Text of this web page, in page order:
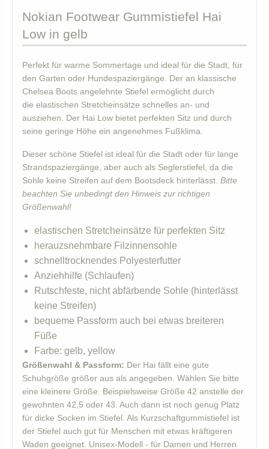
Nokian Footwear Gummistiefel Hai
Low in gelb
Perfekt für warme Sommertage und ideal für die Stadt, für
den Garten oder Hundespaziergänge. Der an klassische
Chelsea Boots angelehnte Stiefel ermöglicht durch
die elastischen Stretcheinsätze schnelles an- und
ausziehen. Der Hai Low bietet perfekten Sitz und durch
seine geringe Höhe ein angenehmes Fußklima.
Dieser schöne Stiefel ist ideal für die Stadt oder für lange
Strandspaziergänge, aber auch als Seglerstiefel, da die
Sohle keine Streifen auf dem Bootsdeck hinterlässt. Bitte
beachten Sie unbedingt den Hinweis zur richtigen
Größenwahl!
elastischen Stretcheinsätze für perfekten Sitz
herauzsnehmbare Filzinnensohle
schnelltrocknendes Polyesterfutter
Anziehhilfe (Schlaufen)
Rutschfeste, nicht abfärbende Sohle (hinterlässt
keine Streifen)
bequeme Passform auch bei etwas breiteren
Füße
Farbe: gelb, yellow
Größenwahl & Passform: Der Hai fällt eine gute
Schuhgröße größer aus als angegeben. Wählen Sie bitte
eine kleinere Größe. Beispielsweise Größe 42 anstelle der
gewohnten 42,5 oder 43. Auch dann ist noch genug Platz
für dicke Socken im Stiefel. Als Kurzschaftgummistiefel ist
der Stiefel auch gut für Menschen mit etwas kräftigeren
Waden geeignet. Unisex-Modell - für Damen und Herren